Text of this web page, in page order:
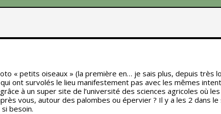
« petits oiseaux » (la première en… je sais plus, depuis très
ont survolés le lieu manifestement pas avec les mêmes
à un super site de l’université des sciences agricoles où
vous, autour des palombes ou épervier ? Il y a les 2 dans
besoin.